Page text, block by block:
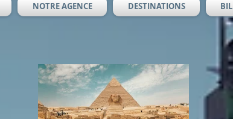
NOTRE AGENCE DESTINATIONS